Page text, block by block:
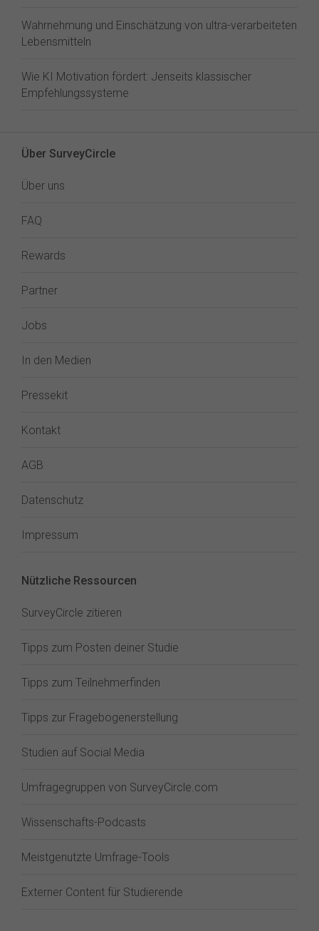
Wahrnehmung und Einschätzung von ultra-verarbeiteten
Lebensmitteln
Wie KI Motivation fördert: Jenseits klassischer
Empfehlungssysteme
Über SurveyCircle
Über uns
FAQ
Rewards
Partner
Jobs
In den Medien
Pressekit
Kontakt
AGB
Datenschutz
Impressum
Nützliche Ressourcen
SurveyCircle zitieren
Tipps zum Posten deiner Studie
Tipps zum Teilnehmerfinden
Tipps zur Fragebogenerstellung
Studien auf Social Media
Umfragegruppen von SurveyCircle.com
Wissenschafts-Podcasts
Meistgenutzte Umfrage-Tools
Externer Content für Studierende